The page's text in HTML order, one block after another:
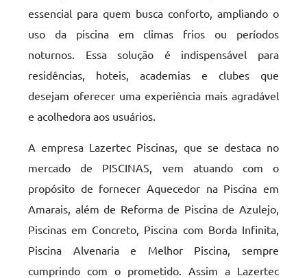
essencial para quem busca conforto, ampliando o
uso da piscina em climas frios ou períodos
noturnos. Essa solução é indispensável para
residências, hoteis, academias e clubes que
desejam oferecer uma experiência mais agradável
e acolhedora aos usuários.
A empresa Lazertec Piscinas, que se destaca no
mercado de PISCINAS, vem atuando com o
propósito de fornecer Aquecedor na Piscina em
Amarais, além de Reforma de Piscina de Azulejo,
Piscinas em Concreto, Piscina com Borda Infinita,
Piscina Alvenaria e Melhor Piscina, sempre
cumprindo com o prometido. Assim a Lazertec